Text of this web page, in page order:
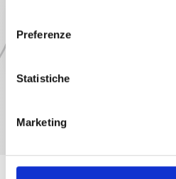
Preferenze
Statistiche
Marketing